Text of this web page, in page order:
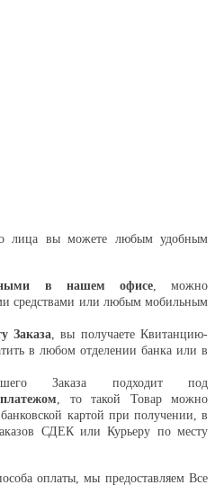
лица вы можете любым удобным
в нашем офисе, можно
средствами или любым мобильным
Заказа , вы получаете Квитанцию-
в любом отделении банка или в
Заказа подходит под
, то такой Товар можно
картой при получении, в
СДЕК или Курьеру по месту
оплаты, мы предоставляем Все